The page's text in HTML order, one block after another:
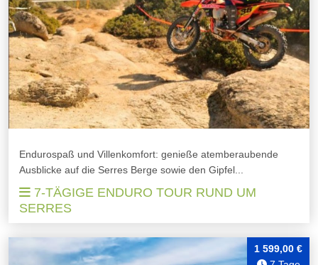
Endurospaß und Villenkomfort: genieße atemberaubende
Ausblicke auf die Serres Berge sowie den Gipfel...
7-TÄGIGE ENDURO TOUR RUND UM
SERRES
1 599,00 €